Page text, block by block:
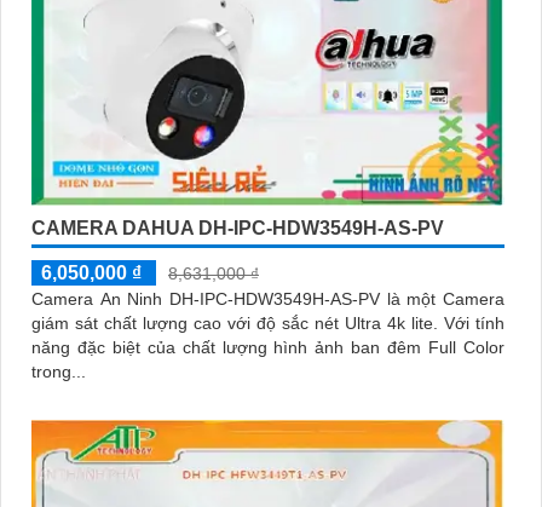
CAMERA DAHUA DH-IPC-HDW3549H-AS-PV
6,050,000 ₫
8,631,000 ₫
Camera An Ninh DH-IPC-HDW3549H-AS-PV là một Camera
giám sát chất lượng cao với độ sắc nét Ultra 4k lite. Với tính
năng đặc biệt của chất lượng hình ảnh ban đêm Full Color
trong...